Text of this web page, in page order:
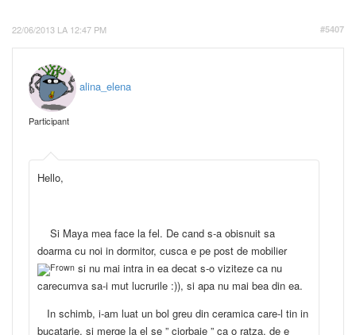
22/06/2013 LA 12:47 PM #5407
alina_elena
Participant
Hello,
Si Maya mea face la fel. De cand s-a obisnuit sa
doarma cu noi in dormitor, cusca e pe post de mobilier
si nu mai intra in ea decat s-o viziteze ca nu
carecumva sa-i mut lucrurile :)), si apa nu mai bea din ea.
In schimb, i-am luat un bol greu din ceramica care-l tin in
bucatarie, si merge la el se ” ciorbaie ” ca o ratza, de e